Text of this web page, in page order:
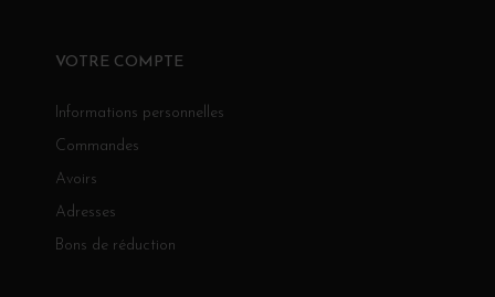
VOTRE COMPTE
Informations personnelles
Commandes
Avoirs
Adresses
Bons de réduction